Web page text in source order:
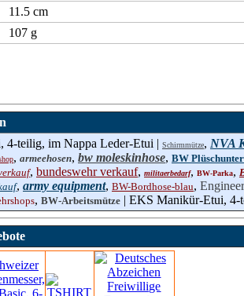
11.5 cm
107 g
4-teilig, im Nappa Leder-Etui | Schirmmütze, NVA
, armeehosen, bw moleskinhose, BW
, bundeswehr verkauf, militaerbedarf, BW-Parka,
, army equipment, BW-Bordhose-blau,
, BW-Arbeitsmütze | EKS Manikür-Etui, 4-